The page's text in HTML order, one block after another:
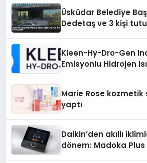
Üsküdar Belediye
Dedetaş ve 3 kişi
Kleen-Hy-Dro-Gen
Emisyonlu Hidrojen
Marie Rose
yaptı
Daikin’den akıllı
dönem: Madoka Plus